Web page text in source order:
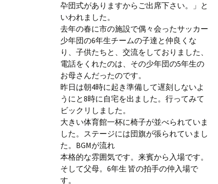
卆団式がありますからご出席下さい。」と
いわれました。
去年の春に市の施設で偶々会ったサッカー
少年団の6年生チームの子達と仲良くな
り、子供たちと、交流をしておりました、
電話をくれたのは、その少年団の5年生の
お母さんだったのです。
昨日は朝4時に起き準備して遅刻しないよ
うにと8時に自宅を出ました。行ってみて
ビックリしました。
大きい体育館一杯に椅子が並べられていま
した。ステージには団旗が張られていまし
た。BGMが流れ
本格的な雰囲気です。来賓から入場です。
そして父母。6年生 皆の拍手の仲入場で
す。